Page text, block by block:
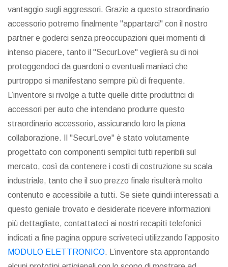
vantaggio sugli aggressori. Grazie a questo straordinario
accessorio potremo finalmente "appartarci" con il nostro
partner e goderci senza preoccupazioni quei momenti di
intenso piacere, tanto il "SecurLove" veglierà su di noi
proteggendoci da guardoni o eventuali maniaci che
purtroppo si manifestano sempre più di frequente.
L’inventore si rivolge a tutte quelle ditte produttrici di
accessori per auto che intendano produrre questo
straordinario accessorio, assicurando loro la piena
collaborazione. Il "SecurLove" è stato volutamente
progettato con componenti semplici tutti reperibili sul
mercato, così da contenere i costi di costruzione su scala
industriale, tanto che il suo prezzo finale risulterà molto
contenuto e accessibile a tutti. Se siete quindi interessati a
questo geniale trovato e desiderate ricevere informazioni
più dettagliate, contattateci ai nostri recapiti telefonici
indicati a fine pagina oppure scriveteci utilizzando l’apposito
MODULO ELETTRONICO. L’inventore sta approntando